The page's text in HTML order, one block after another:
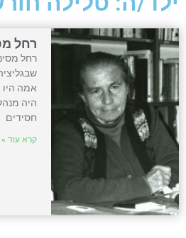
רחל
רחל
אמה היו
היה
חסידים
קרא עוד »